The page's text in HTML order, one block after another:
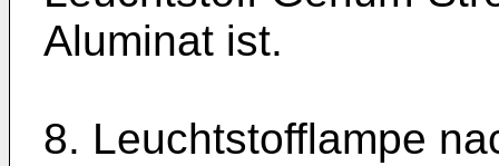
Aluminat ist.
8. Leuchtstofflampe